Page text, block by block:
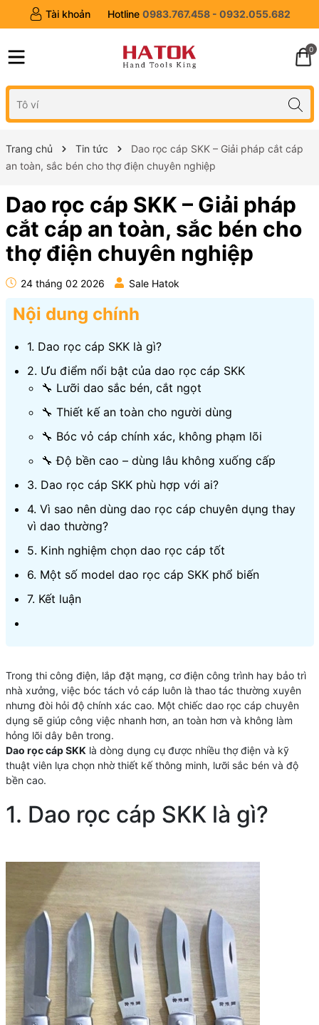
Tài khoản Hotline 0983.767.458 - 0932.055.682
0
Trang chủ Tin tức
Dao rọc cáp SKK – Giải pháp cắt cáp
an toàn, sắc bén cho thợ điện chuyên nghiệp
Dao rọc cáp SKK – Giải pháp
cắt cáp an toàn, sắc bén cho
thợ điện chuyên nghiệp
24 tháng 02 2026 Sale Hatok
Nội dung chính
1. Dao rọc cáp SKK là gì?
2. Ưu điểm nổi bật của dao rọc cáp SKK
🔧 Lưỡi dao sắc bén, cắt ngọt
🔧 Thiết kế an toàn cho người dùng
🔧 Bóc vỏ cáp chính xác, không phạm lõi
🔧 Độ bền cao – dùng lâu không xuống cấp
3. Dao rọc cáp SKK phù hợp với ai?
4. Vì sao nên dùng dao rọc cáp chuyên dụng thay
vì dao thường?
5. Kinh nghiệm chọn dao rọc cáp tốt
6. Một số model dao rọc cáp SKK phổ biến
7. Kết luận
Trong thi công điện, lắp đặt mạng, cơ điện công trình hay bảo trì
nhà xưởng, việc bóc tách vỏ cáp luôn là thao tác thường xuyên
nhưng đòi hỏi độ chính xác cao. Một chiếc dao rọc cáp chuyên
dụng sẽ giúp công việc nhanh hơn, an toàn hơn và không làm
hỏng lõi dây bên trong.
Dao rọc cáp SKK là dòng dụng cụ được nhiều thợ điện và kỹ
thuật viên lựa chọn nhờ thiết kế thông minh, lưỡi sắc bén và độ
bền cao.
1. Dao rọc cáp SKK là gì?